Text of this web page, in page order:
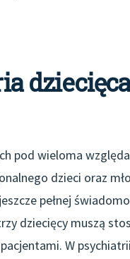
pod wieloma
dzieci oraz
pełnej
dziecięcy muszą
W